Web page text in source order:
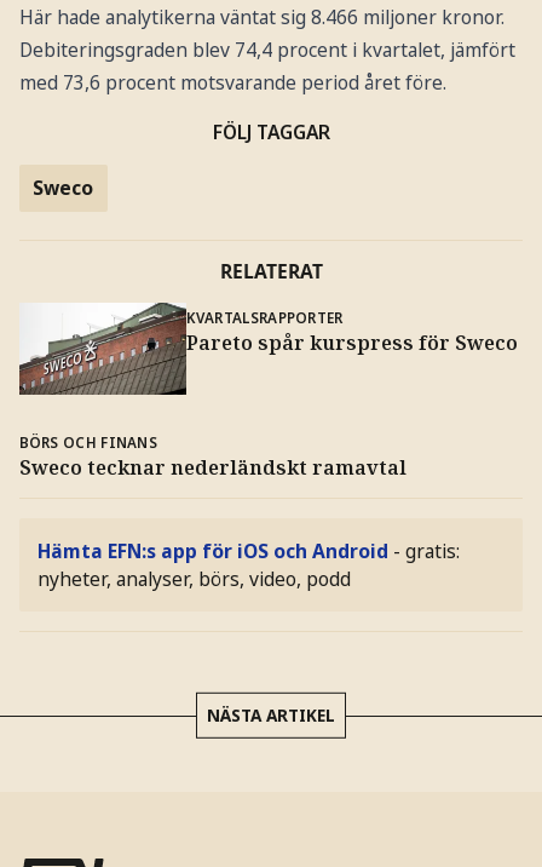
Här hade analytikerna väntat sig 8.466 miljoner kronor.
Debiteringsgraden blev 74,4 procent i kvartalet, jämfört
med 73,6 procent motsvarande period året före.
FÖLJ TAGGAR
Sweco
RELATERAT
KVARTALSRAPPORTER
Pareto spår kurspress för Sweco
BÖRS OCH FINANS
Sweco tecknar nederländskt ramavtal
Hämta EFN:s app för iOS och Android - gratis:
nyheter, analyser, börs, video, podd
NÄSTA ARTIKEL